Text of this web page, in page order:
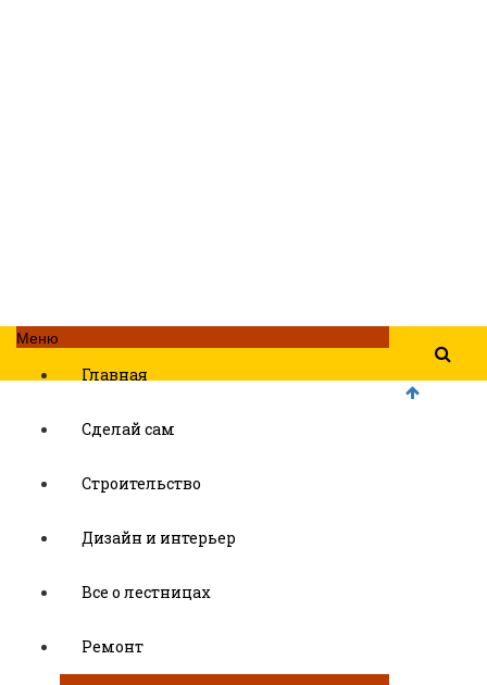
Меню
Главная
Сделай сам
Строительство
Дизайн и интерьер
Все о лестницах
Ремонт